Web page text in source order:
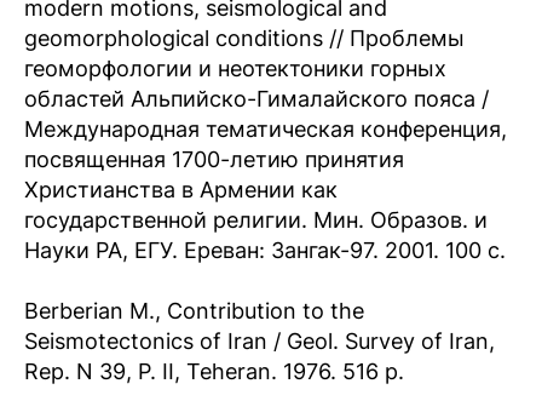
modern motions, seismological and
geomorphological conditions // Проблемы
геоморфологии и неотектоники горных
областей Альпийско-Гималайского пояса /
Международная тематическая конференция,
посвященная 1700-летию принятия
Христианства в Армении как
государственной религии. Мин. Образов. и
Науки РА, ЕГУ. Ереван: Зангак-97. 2001. 100 с.
Berberian M., Contribution to the
Seismotectonics of Iran / Geol. Survey of Iran,
Rep. N 39, P. II, Teheran. 1976. 516 p.